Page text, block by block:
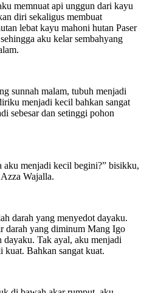
memnuat api unggun dari kayu
diri sekaligus membuat
lebat kayu mahoni hutan Paser
aku kelar sembahyang
sunnah malam, tubuh menjadi
menjadi kecil bahkan sangat
sebesar dan setinggi pohon
aku menjadi kecil begini?” bisikku,
Wajalla.
darah yang menyedot dayaku.
darah yang diminum Mang Igo
Tak ayal, aku menjadi
kuat. Bahkan sangat kuat.